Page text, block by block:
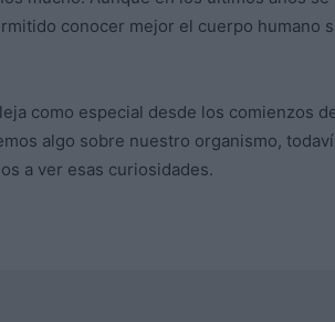
conocer mejor el cuerpo humano
como especial desde los comienzos
algo sobre nuestro organismo,
a ver esas curiosidades.